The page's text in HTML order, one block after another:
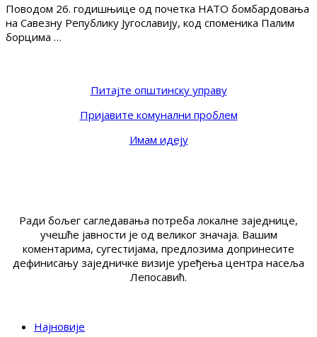
Поводом 26. годишњице од почетка НАТО бомбардовања
на Савезну Републику Југославију, код споменика Палим
борцима …
Питајте општинску управу
Пријавите комунални проблем
Имам идеју
Ради бољег сагледавања потреба локалне заједнице,
учешће јавности је од великог значаја. Вашим
коментарима, сугестијама, предлозима допринесите
дефинисању заједничке визије уређења центра насеља
Лепосавић.
Најновије